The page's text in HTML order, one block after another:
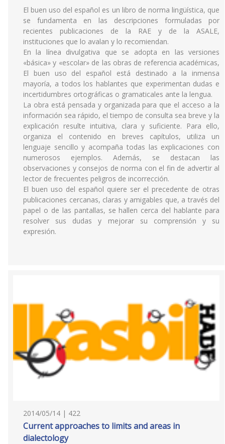
El buen uso del español es un libro de norma lingüística, que
se fundamenta en las descripciones formuladas por
recientes publicaciones de la RAE y de la ASALE,
instituciones que lo avalan y lo recomiendan.
En la línea divulgativa que se adopta en las versiones
«básica» y «escolar» de las obras de referencia académicas,
El buen uso del español está destinado a la inmensa
mayoría, a todos los hablantes que experimentan dudas e
incertidumbres ortográficas o gramaticales ante la lengua.
La obra está pensada y organizada para que el acceso a la
información sea rápido, el tiempo de consulta sea breve y la
explicación resulte intuitiva, clara y suficiente. Para ello,
organiza el contenido en breves capítulos, utiliza un
lenguaje sencillo y acompaña todas las explicaciones con
numerosos ejemplos. Además, se destacan las
observaciones y consejos de norma con el fin de advertir al
lector de frecuentes peligros de incorrección.
El buen uso del español quiere ser el precedente de otras
publicaciones cercanas, claras y amigables que, a través del
papel o de las pantallas, se hallen cerca del hablante para
resolver sus dudas y mejorar su comprensión y su
expresión.
2014/05/14 | 422
Current approaches to limits and areas in
dialectology